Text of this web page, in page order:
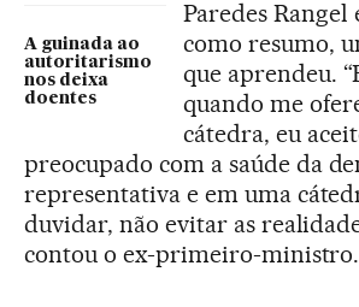
A guinada ao
autoritarismo
nos deixa
doentes
Paredes Rangel
como resumo,
que aprendeu.
quando me
cátedra, eu
preocupado com a saúde da
representativa e em uma
duvidar, não evitar as
contou o ex-primeiro-ministro.